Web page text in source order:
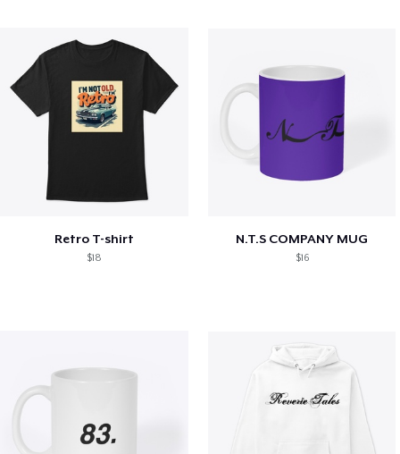
Retro T-shirt
$18
N.T.S COMPANY MUG
$16